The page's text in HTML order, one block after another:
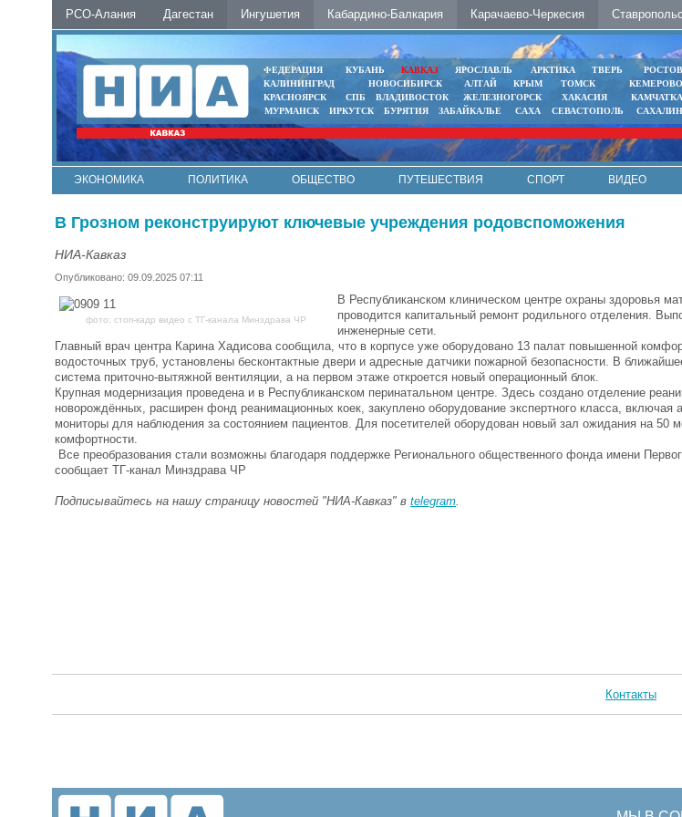
РСО-Алания Дагестан Ингушетия Кабардино-Балкария Карачаево-Черкесия
ФЕДЕРАЦИЯ КУБАНЬ КАВКАЗ ЯРОСЛАВЛЬ АРКТИКА ТВЕРЬ
РОСТОВ
КАЛИНИНГРАД
НОВОСИБИРСК АЛТАЙ КРЫМ ТОМСК
КЕМЕРОВО
КРАСНОЯРСК
СПБ ВЛАДИВОСТОК ЖЕЛЕЗНОГОРСК ХАКАСИЯ
КАМЧАТКА
МУРМАНСК
ИРКУТСК БУРЯТИЯ ЗАБАЙКАЛЬЕ САХА СЕВАСТОПОЛЬ САХАЛИН
ЭКОНОМИКА ПОЛИТИКА ОБЩЕСТВО ПУТЕШЕСТВИЯ СПОРТ ВИДЕО
В Грозном реконструируют ключевые учреждения родовспоможения
НИА-Кавказ
Опубликовано: 09.09.2025 07:11
фото: стоп-кадр видео с ТГ-канала Минздрава ЧР
В Республиканском клиническом центре охраны здоровья
проводится капитальный ремонт родильного отделения.
инженерные сети.
Главный врач центра Карина Хадисова сообщила, что в корпусе уже оборудовано 13 палат повышенной
водосточных труб, установлены бесконтактные двери и адресные датчики пожарной безопасности. В
система приточно-вытяжной вентиляции, а на первом этаже откроется новый операционный блок.
Крупная модернизация проведена и в Республиканском перинатальном центре. Здесь создано отделение
новорождённых, расширен фонд реанимационных коек, закуплено оборудование экспертного класса,
мониторы для наблюдения за состоянием пациентов. Для посетителей оборудован новый зал ожидания на 50
комфортности.
Все преобразования стали возможны благодаря поддержке Регионального общественного фонда имени
сообщает ТГ-канал Минздрава ЧР
Подписывайтесь на нашу страницу новостей "НИА-Кавказ" в telegram
Контакты